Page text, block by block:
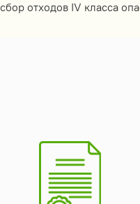
сбор отходов IV класса